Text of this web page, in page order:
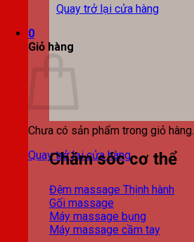
Quay trở lại cửa hàng
0
Giỏ hàng
Chưa có sản phẩm trong giỏ hàng.
Quay trở lại cửa hàng
Chăm sóc cơ thể
Đệm massage
Gối massage
Máy massage bụng
Máy massage cầm tay